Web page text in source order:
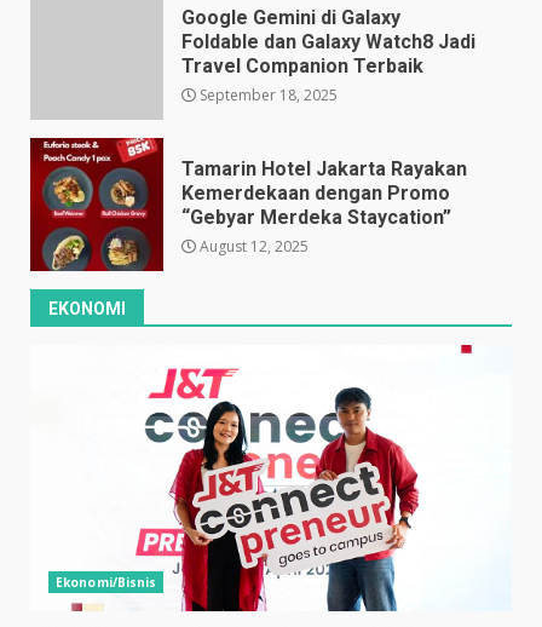
Google Gemini di Galaxy
Foldable dan Galaxy Watch8 Jadi
Travel Companion Terbaik
September 18, 2025
Tamarin Hotel Jakarta Rayakan
Kemerdekaan dengan Promo
“Gebyar Merdeka Staycation”
August 12, 2025
EKONOMI
Ekonomi/Bisnis